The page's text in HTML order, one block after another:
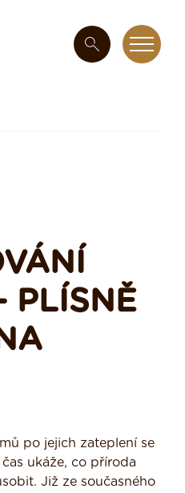
PLÍSNĚ
po jejich zateplení se
ukáže, co příroda
Již ze současného